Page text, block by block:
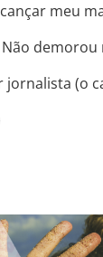
meu
demorou
jornalista (o